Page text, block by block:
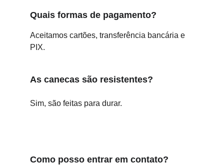
Quais formas de pagamento?
Aceitamos cartões, transferência bancária e
PIX.
As canecas são resistentes?
Sim, são feitas para durar.
Como posso entrar em contato?